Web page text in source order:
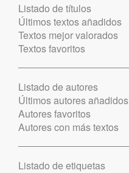
Listado de títulos
Últimos textos añadidos
Textos mejor valorados
Textos favoritos
Listado de autores
Últimos autores añadidos
Autores favoritos
Autores con más textos
Listado de etiquetas